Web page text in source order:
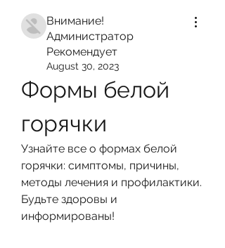
Внимание!
Администратор
Рекомендует
August 30, 2023
Формы белой
горячки
Узнайте все о формах белой
горячки: симптомы, причины,
методы лечения и профилактики.
Будьте здоровы и
информированы!